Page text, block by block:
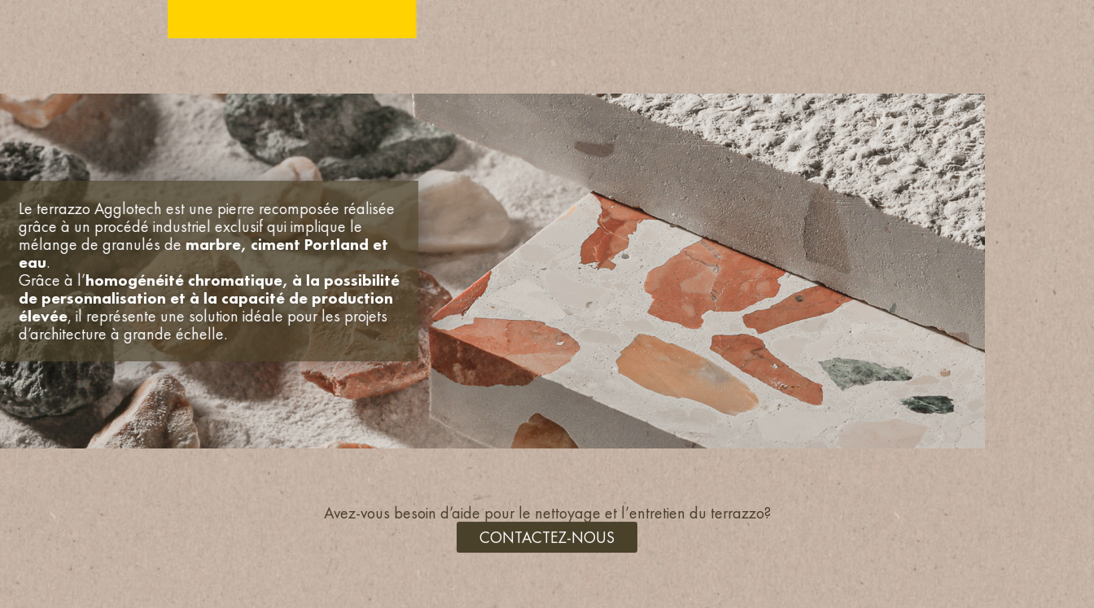
Le terrazzo Agglotech est une pierre recomposée réalisée
grâce à un procédé industriel exclusif qui implique le
mélange de granulés de marbre, ciment Portland et
eau.
Grâce à l’homogénéité chromatique, à la possibilité
de personnalisation et à la capacité de production
élevée, il représente une solution idéale pour les projets
d’architecture à grande échelle.
Avez-vous besoin d’aide pour le nettoyage et l’entretien du terrazzo?
CONTACTEZ-NOUS